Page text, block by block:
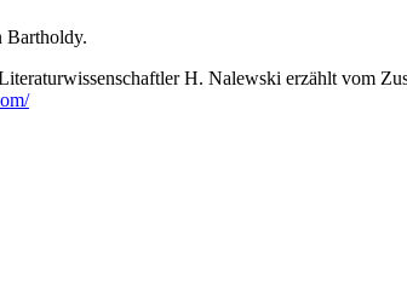
Bartholdy.
H. Nalewski erzählt vom